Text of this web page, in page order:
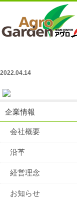
2022.04.14
企業情報
会社概要
沿革
経営理念
お知らせ